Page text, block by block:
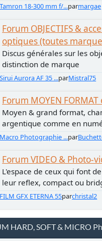
18-300 mm f/...parmargae
Forum OBJECTIFS &
optiques (toutes
Discus générales sur les
distinction de marque
Aurora AF 35 ...parMistral75
Forum MOYEN FORMAT
Moyen & grand format,
argentique comme en
Macro Photographie ...par
Forum VIDEO & Photo-
L'espace de ceux qui font
leur reflex, compact ou
GFX ETERNA 55parchristal2
HARD, SOFT & MICRO